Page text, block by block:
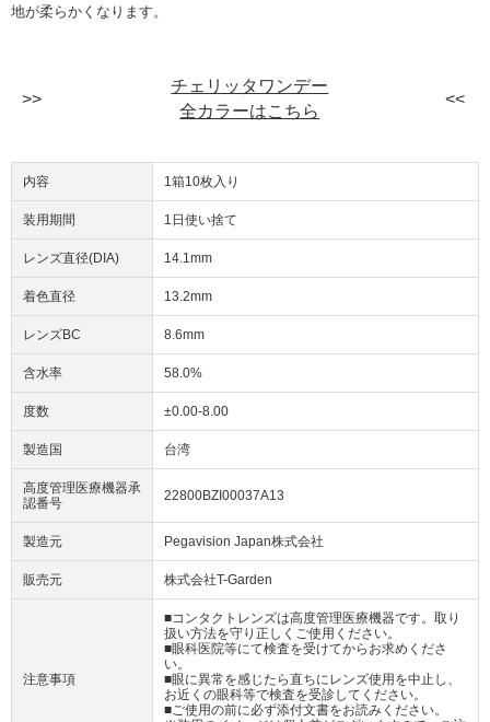
地が柔らかくなります。
チェリッタワンデー
全カラーはこちら
内容 1箱10枚入り
装用期間 1日使い捨て
レンズ直径(DIA) 14.1mm
着色直径 13.2mm
レンズBC 8.6mm
含水率 58.0%
度数 ±0.00-8.00
製造国 台湾
高度管理医療機器承
認番号
22800BZI00037A13
製造元 Pegavision Japan株式会社
販売元 株式会社T-Garden
注意事項
■コンタクトレンズは高度管理医療機器です。取り
扱い方法を守り正しくご使用ください。
■眼科医院等にて検査を受けてからお求めくださ
い。
■眼に異常を感じたら直ちにレンズ使用を中止し、
お近くの眼科等で検査を受診してください。
■ご使用の前に必ず添付文書をお読みください。